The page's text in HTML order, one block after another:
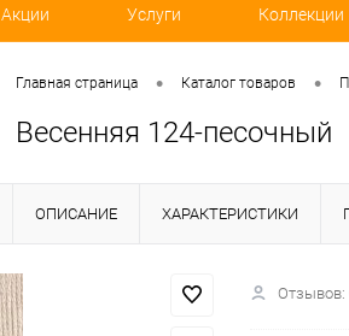
Акции Услуги Коллекции
Главная страница • Каталог товаров •
Весенняя 124-песочный
ОПИСАНИЕ ХАРАКТЕРИСТИКИ
Отзывов: